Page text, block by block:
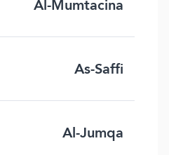
As-Saffi
Al-Jumqa